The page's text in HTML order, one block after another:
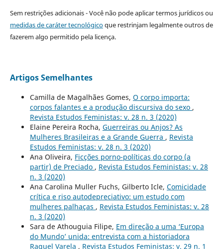
Sem restrições adicionais - Você não pode aplicar termos jurídicos ou
medidas de caráter tecnológicoque restrinjam legalmente outros de
fazerem algo permitido pela licença.
Artigos Semelhantes
Camilla de Magalhães Gomes, O corpo importa:
corpos falantes e a produção discursiva do sexo ,
Revista Estudos Feministas: v. 28 n. 3 (2020)
Elaine Pereira Rocha, Guerreiras ou Anjos? As
Mulheres Brasileiras e a Grande Guerra , Revista
Estudos Feministas: v. 28 n. 3 (2020)
Ana Oliveira, Ficções porno-políticas do corpo (a
partir) de Preciado , Revista Estudos Feministas: v. 28
n. 3 (2020)
Ana Carolina Muller Fuchs, Gilberto Icle, Comicidade
crítica e riso autodepreciativo: um estudo com
mulheres palhaças , Revista Estudos Feministas: v. 28
n. 3 (2020)
Sara de Athouguia Filipe, Em direção a uma ‘Europa
do Mundo’ unida: entrevista com a historiadora
Raquel Varela , Revista Estudos Feministas: v. 29 n. 1